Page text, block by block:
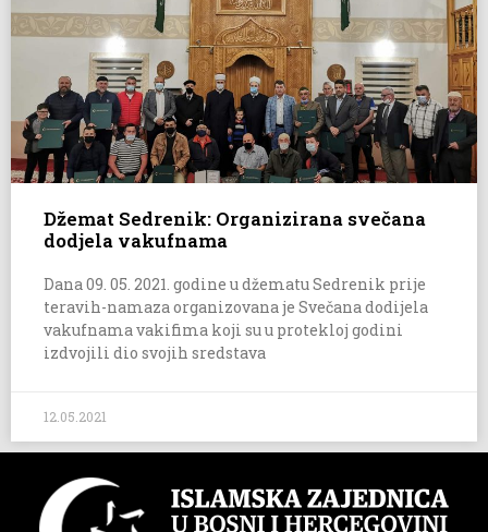
Džemat Sedrenik: Organizirana svečana
dodjela vakufnama
Dana 09. 05. 2021. godine u džematu Sedrenik prije
teravih-namaza organizovana je Svečana dodijela
vakufnama vakifima koji su u protekloj godini
izdvojili dio svojih sredstava
12.05.2021